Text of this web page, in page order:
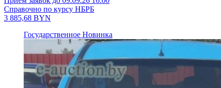
Справочно по курсу НБРБ
3 885,68 BYN
Государственное Новинка